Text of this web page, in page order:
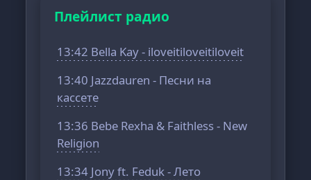
Плейлист радио
13:42 Bella Kay - iloveitiloveitiloveit
13:40 Jazzdauren - Песни на
кассете
13:36 Bebe Rexha & Faithless - New
Religion
13:34 Jony ft. Feduk - Лето